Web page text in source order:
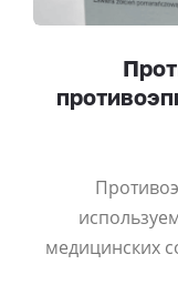
медицинских